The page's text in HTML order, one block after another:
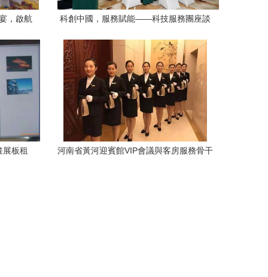
，啟航
科創中國，服務賦能——科技服務團座談
展板租
河南省黃河迎賓館VIP會議與客房服務骨干